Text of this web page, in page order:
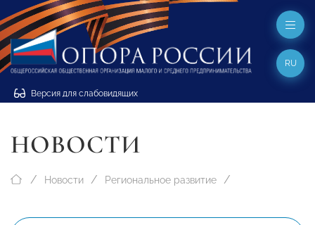
Версия для слабовидящих
RU
НОВОСТИ
Новости Региональное развитие